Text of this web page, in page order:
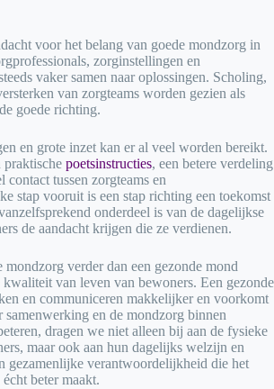
voor het belang van goede mondzorg in
zorginstellingen en
vaker samen naar oplossingen. Scholing,
van zorgteams worden gezien als
goede richting.
en grote inzet kan er al veel worden bereikt.
poetsinstructies, een betere verdeling
contact tussen zorgteams en
stap vooruit is een stap richting een toekomst
onderdeel is van de dagelijkse
de aandacht krijgen die ze verdienen.
verder dan een gezonde mond
van leven van bewoners. Een gezonde
en communiceren makkelijker en voorkomt
en de mondzorg binnen
dragen we niet alleen bij aan de fysieke
maar ook aan hun dagelijks welzijn en
gezamenlijke verantwoordelijkheid die het
beter maakt.